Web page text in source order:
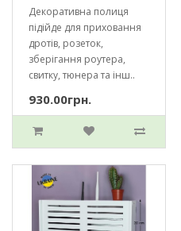
Декоративна полиця
підійде для приховання
дротів, розеток,
зберігання роутера,
свитку, тюнера та інш..
930.00грн.